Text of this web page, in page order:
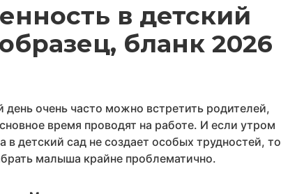
в детский
бланк 2026
день очень часто можно встретить родителей,
время проводят на работе. И если утром
в детский сад не создает особых трудностей, то
малыша крайне проблематично.